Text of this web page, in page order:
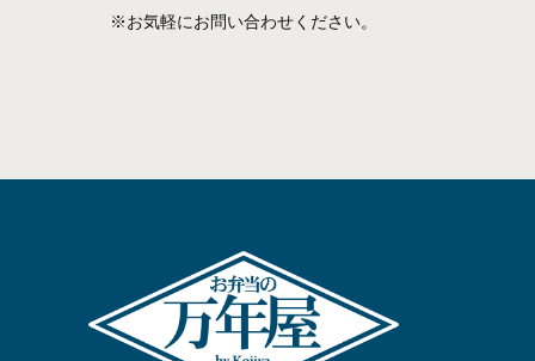
※お気軽にお問い合わせください。